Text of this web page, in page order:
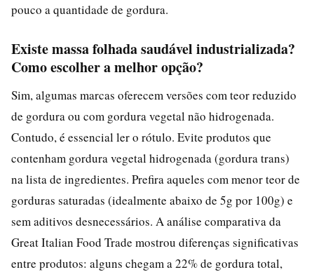
pouco a quantidade de gordura.
Existe massa folhada saudável industrializada?
Como escolher a melhor opção?
Sim, algumas marcas oferecem versões com teor reduzido
de gordura ou com gordura vegetal não hidrogenada.
Contudo, é essencial ler o rótulo. Evite produtos que
contenham gordura vegetal hidrogenada (gordura trans)
na lista de ingredientes. Prefira aqueles com menor teor de
gorduras saturadas (idealmente abaixo de 5g por 100g) e
sem aditivos desnecessários. A análise comparativa da
Great Italian Food Trade mostrou diferenças significativas
entre produtos: alguns chegam a 22% de gordura total,